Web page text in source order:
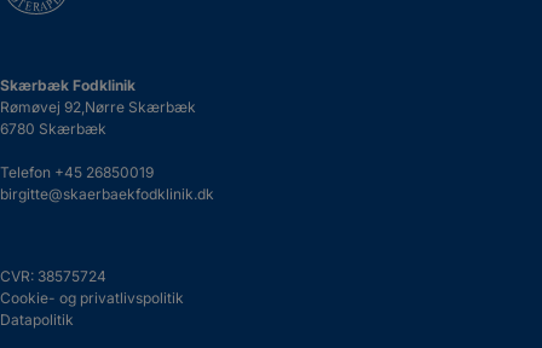
Skærbæk Fodklinik
Rømøvej 92,Nørre Skærbæk
6780 Skærbæk
Telefon +45 26850019
birgitte@skaerbaekfodklinik.dk
CVR: 38575724
Cookie- og privatlivspolitik
Datapolitik